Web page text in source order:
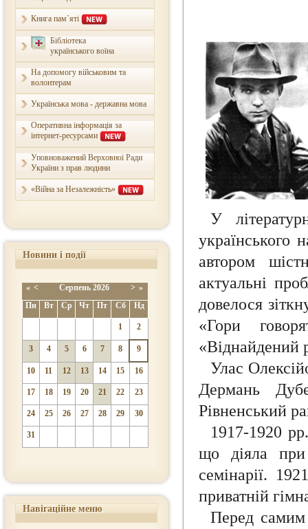
Книга пам`яті
Бібліотека
українського воїна
На допомогу військовим та
волонтерам
Українська мова - державна мова
Оперативна інформація за
інтернет-ресурсами
Уповноважений Верховної Ради
України з прав людини
«Війна за Незалежність»
Новини і події
« < Серпень 2026 > »
Пн
Вт Ср Чт Пт Сб Нд
1 2
3 4 5 6 7 8 9
10 11 12 13 14 15 16
17 18 19 20 21 22 23
24 25 26 27 28 29 30
31
Навігаційне меню
У
українського
автором
актуальні
довелося
«Гори
«Віднайдений
Улас
Дермань
Рівненський
1917-1920
що діяла при
семінарії.
приватній
Перед самим